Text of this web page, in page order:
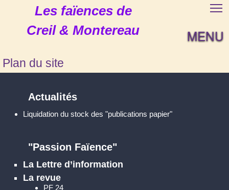
Les faïences de
Creil & Montereau
MENU
Plan du site
Actualités
Liquidation du stock des "publications papier"
"Passion Faïence"
La Lettre d’information
La revue
PF 24